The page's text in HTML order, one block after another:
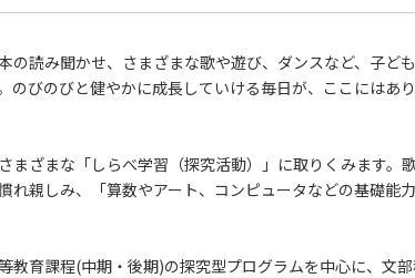
の読み聞かせ、さまざまな歌や遊び、ダンスなど、子ど
のびのびと健やかに成長していける毎日が、ここにはあり
まざまな「しらべ学習（探究活動）」に取りくみます。
れ親しみ、「算数やアート、コンピュータなどの基礎能
教育課程(中期・後期)の探究型プログラムを中心に、文